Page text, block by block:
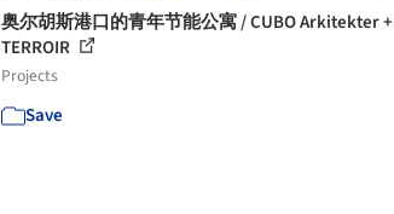
奥尔胡斯港口的青年节能公寓 / CUBO Arkitekter +
TERROIR
Projects
Save